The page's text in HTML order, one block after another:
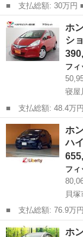
■ 支払総額: 30万円 ■ 車両本体価格： 188,000 円 ■ メーカー
名： ホンダ ■ 車
量： 1300cc ■ ド
大阪 南河内郡
ホ
シ
フィ
寝屋
■ 支払総額: 48.4万円 ■ 車両本体価格： 390,000 円 ■ メーカー
名： ホンダ ■ 車種
名： スマートセ
バックカメラ Ｅ...
大阪 寝屋川市
ホ
ハ
フィ
貝塚
■ 支払総額: 76.9万円 ■ 車両本体価格： 655,000 円 ■ メーカー
名： ホンダ ■ 車種
名： Ｌパッケー
大阪 貝塚市
ホ